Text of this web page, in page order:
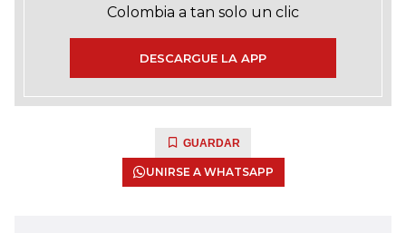
Colombia a tan solo un clic
DESCARGUE LA APP
GUARDAR
UNIRSE A WHATSAPP